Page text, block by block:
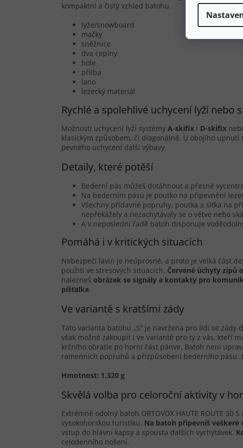
kompaktní a čistý vzhled batohu.
lyže/snowboard
mačky
sněžnice
dva cepíny
hole
přilba
lano
lezecký materiál
Rychlé a spolehlivé uchycení lyží nebo
Možnosti uchycení lyží systémy A-skifix i D-skifix
klasickým způsobem, či diagonálně. U obojího
pevného uchycení další výbavy.
Detaily, které potěší
Bederní pás můžeš dotáhnout a přesně
Na bederním pásu je poutko na připevnění
Všechny přídavné popruhy, poutka a síťka na
nepřekážely a nezachytávaly se o větve nebo
A v neposlední řadě batoh disponuje
Pomáhá i v kritických situacích
Nebezpečí lavin je neúprosné, a proto je velká část
použití ve stresových situacích. Červené úchyty zipů
nalezneš obrázek se signály a kontakty pro
píšťalka.
Ve variantě s kratšími zády
Tato varianta batohu „S“ je navržena pro lidi se zády
však možné zakoupit i ve variantě pro ty z vás, kteří
krčního obratle po horní část pánve. Batoh není
ramenních popruhů a přizpůsobení bederního pásu.
Hmotnost: 1.320 g
Skvělá volba pro celoroční aktivity v
Extrémně odolný batoh ORTOVOX HAUTE ROUTE 30
vysokohorskou turistiku. Na batoh připevníš veškeré
vstup do hlavní kapsy a spousta dalších vychytávek.
celodenního nošení.